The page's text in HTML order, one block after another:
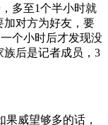
多至1个半小时就
加对方为好友，要
个小时后才发现没
族后是记者成员，3
威望够多的话，